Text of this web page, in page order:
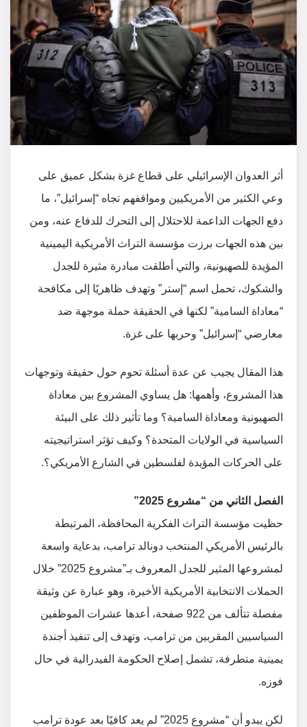
أثر العدوان الإسرائيلي على قطاع غزة بشكل عميق على
وعي الكثير من الأمريكيين ومواقفهم تجاه “إسرائيل”، ما
دفع الجهات الداعمة للاحتلال إلى التحرك للدفاع عنه، ومن
بين هذه الجهات برزت مؤسسة التراث الأمريكية اليمينية
المؤيدة للصهيونية، والتي أطلقت مبادرة مثيرة للجدل
والشكوك، تحمل اسم “إستر” وتهدف ظاهريًا إلى مكافحة
“معاداة السامية” لكنها في الحقيقة حملة موجهة ضد
معارضي “إسرائيل” وحربها على غزة.
هذا المقال يجيب عن عدة أسئلة تحوم حول حقيقة وتوجهات
هذا المشروع، وأهمها: هل يساوي المشروع بين معاداة
الصهيونية ومعاداة السامية؟ وما تأثير ذلك على البيئة
السياسية في الولايات المتحدة؟ وكيف تؤثر استراتيجيته
على الحركات المؤيدة لفلسطين في الشارع الأمريكي؟.
الفصل الثاني من “مشروع 2025”
حظيت مؤسسة التراث الفكرية المحافظة، المرتبطة
بالرئيس الأمريكي المنتخب دونالد ترامب، بدعاية واسعة
لمشروعها المثير للجدل المعروف بـ”مشروع 2025” خلال
الحملات الانتخابية الأمريكية الأخيرة، وهو عبارة عن وثيقة
مفصلة تتألف من 922 صفحة، أعدها عشرات الموظفين
السياسيين المقربين من ترامب، وتهدف إلى تنفيذ أجندة
يمينية متطرفة، تشمل إصلاح الحكومة الفيدرالية في حال
فوزه.
لكن يبدو أن “مشروع 2025” لم يعد كافيًا بعد عودة ترامب